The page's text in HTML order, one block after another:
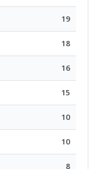
19
18
16
15
10
10
8